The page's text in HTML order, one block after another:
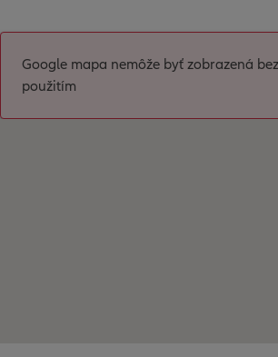
Google mapa nemôže byť zobrazená
použitím